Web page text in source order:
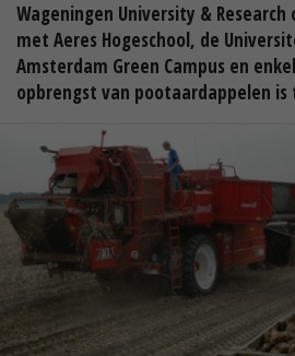
Wageningen University &
met Aeres Hogeschool, de
Amsterdam Green Campus en
opbrengst van pootaardappelen